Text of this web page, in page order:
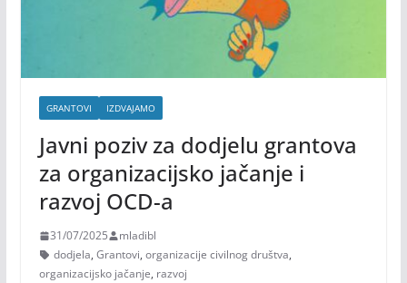
GRANTOVI IZDVAJAMO
Javni poziv za dodjelu grantova
za organizacijsko jačanje i
razvoj OCD-a
31/07/2025
mladibl
dodjela, Grantovi, organizacije civilnog društva,
organizacijsko jačanje, razvoj